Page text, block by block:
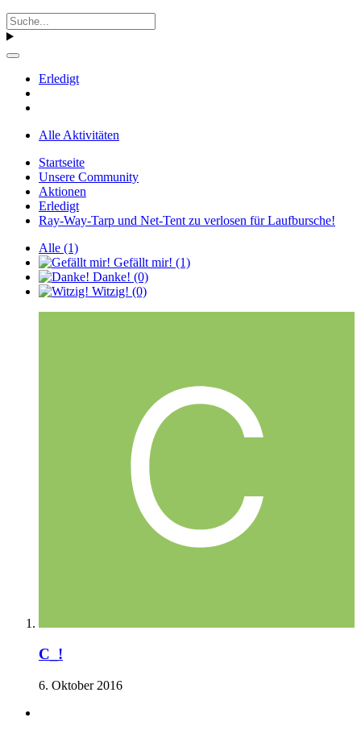
Erledigt
Alle Aktivitäten
Startseite
Unsere Community
Aktionen
Erledigt
Ray-Way-Tarp und Net-Tent zu verlosen für Laufbursche!
Alle (1)
Gefällt mir! (1)
Danke! (0)
Witzig! (0)
C_!
6. Oktober 2016